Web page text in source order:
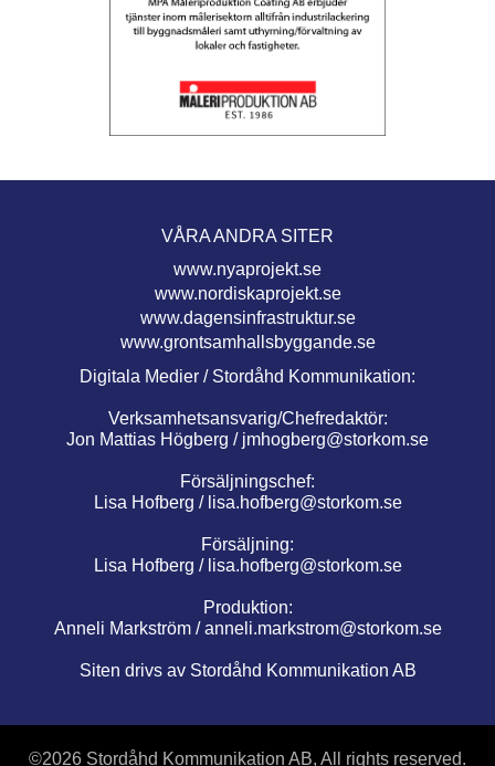
VÅRA ANDRA SITER
www.nyaprojekt.se
www.nordiskaprojekt.se
www.dagensinfrastruktur.se
www.grontsamhallsbyggande.se
Digitala Medier / Stordåhd Kommunikation:
Verksamhetsansvarig/Chefredaktör:
Jon Mattias Högberg / jmhogberg@storkom.se
Försäljningschef:
Lisa Hofberg / lisa.hofberg@storkom.se
Försäljning:
Lisa Hofberg / lisa.hofberg@storkom.se
Produktion:
Anneli Markström /anneli.markstrom@storkom.se
Siten drivs av Stordåhd Kommunikation AB
©2026 Stordåhd Kommunikation AB, All rights reserved.